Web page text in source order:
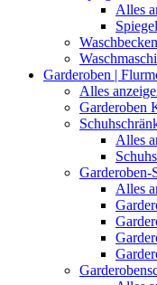
Alles
Garderoben |
Alles
Garderoben
Alles
Garderoben-
Alles